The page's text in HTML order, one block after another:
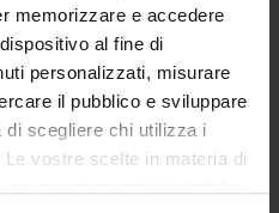
memorizzare e accedere
al fine di
personalizzati, misurare
il pubblico e sviluppare
scegliere chi utilizza i
vostre scelte in materia di
la scheda e imbucarla in
oppure potrà compilarla
potrà inviarla via fax o per
riportasse al farmacista una o
gravi o inattese da
a monitoraggio